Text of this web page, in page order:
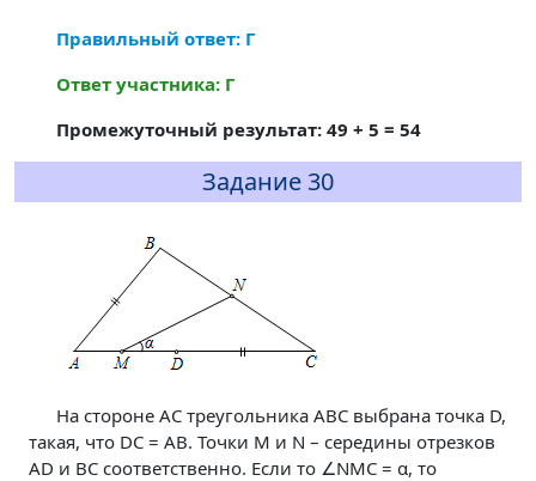
Правильный ответ: Г
Ответ участника: Г
Промежуточный результат: 49 + 5 = 54
Задание 30
На стороне AC треугольника ABC выбрана точка D,
такая, что DC = AB. Точки M и N – середины отрезков
AD и BC соответственно. Если то ∠NMC = α, то